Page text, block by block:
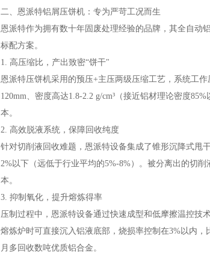
二、恩派特铝屑压饼机：专为严苛工况而生
恩派特作为拥有数十年固废处理经验的品牌，其全自动
标配方案。
1. 高压缩比，产出致密“饼干"
恩派特压饼机采用的预压+主压两级压缩工艺，系统工
120mm、密度高达1.8-2.2 g/cm³（接近铝材理论密度
本。
2. 高效脱液系统，保障回收纯度
针对切削液回收难题，恩派特设备集成了锥形沉降式甩
2%以下（远低于行业平均的5%-8%）。被分离出的切
本。
3. 抑制氧化，提升熔炼得率
压制过程中，恩派特设备通过快速成型和低摩擦温控技
熔炼炉时可直接沉入铝液底部，烧损率控制在3%以内
月多回收数吨优质铝合金。